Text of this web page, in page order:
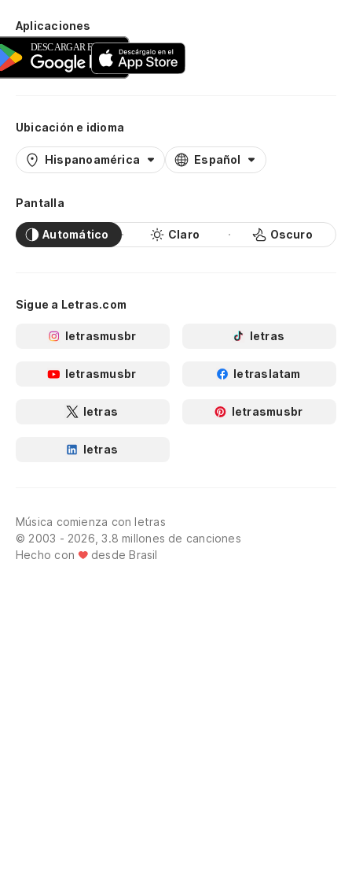
Aplicaciones
Ubicación e idioma
Hispanoamérica Español
Pantalla
Automático Claro Oscuro
Sigue a Letras.com
letrasmusbr letras
letrasmusbr letraslatam
letras letrasmusbr
letras
Música comienza con letras
© 2003 - 2026, 3.8 millones de canciones
Hecho con
desde Brasil